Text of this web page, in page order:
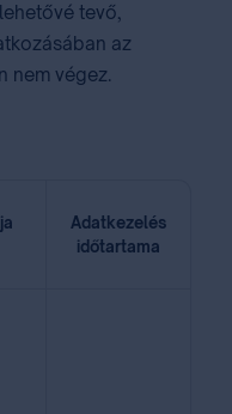
tevő,
az
nem vége⁣z⁣⁣.
Adatkezelés
időtartama